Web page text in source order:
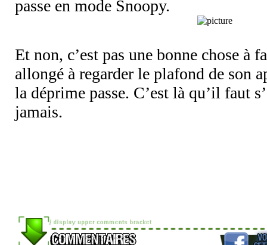
passe en mode Snoopy.
Et non, c’est pas une bonne chose à
allongé à regarder le plafond de son
la déprime passe. C’est là qu’il faut
jamais.